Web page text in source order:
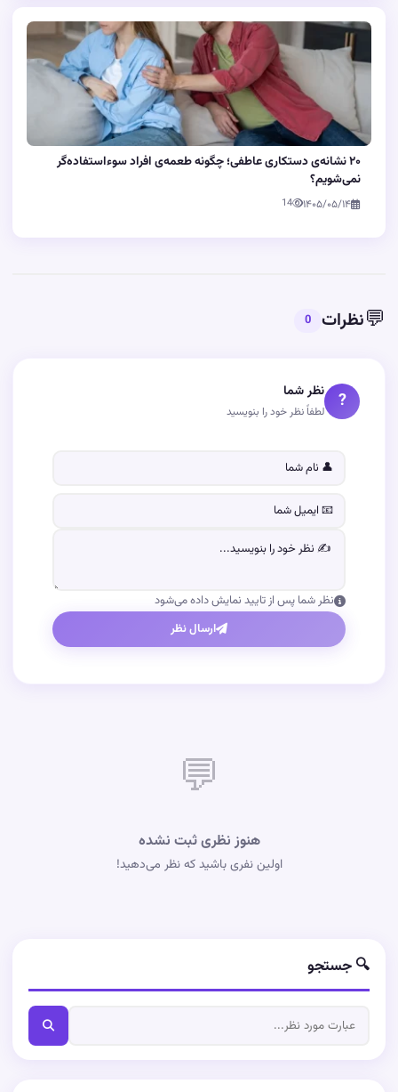
۲۰ نشانه‌ی دستکاری عاطفی؛ چگونه طعمه‌ی افراد سوءاستفاده‌گر
نمی‌شویم؟
۱۴۰۵/۰۵/۱۴ 14
💬نظرات 0
? نظر شما
لطفاً نظر خود را بنویسید
نظر شما پس از تایید نمایش داده می‌شود
ارسال نظر
💬
هنوز نظری ثبت نشده
اولین نفری باشید که نظر می‌دهید!
🔍 جستجو